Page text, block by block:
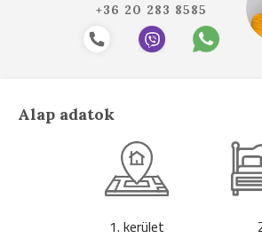
+36 20 283 8585
Alap adatok
1. kerület